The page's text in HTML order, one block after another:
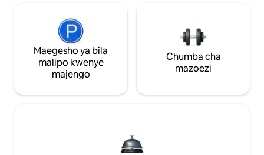
Maegesho ya bila
malipo kwenye
majengo
Chumba cha
mazoezi